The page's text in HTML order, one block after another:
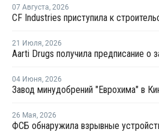
07 Августа, 2026
21 Июля, 2026
04 Июня, 2026
26 Мая, 2026